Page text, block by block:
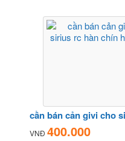
VNĐ400.000